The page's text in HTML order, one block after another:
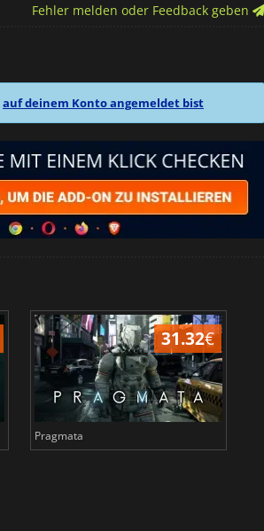
Fehler melden oder Feedback geben
auf deinem Konto angemeldet bist
31.32€
Pragmata